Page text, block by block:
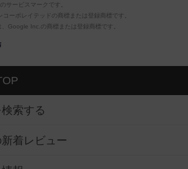
サービスマークです。
ーポレイテッドの商標または登録商標です。
Google Inc.の商標または登録商標です。
索する
着レビュー